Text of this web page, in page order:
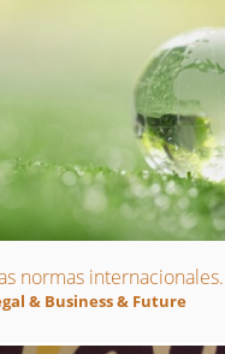
normas
& Business & Future